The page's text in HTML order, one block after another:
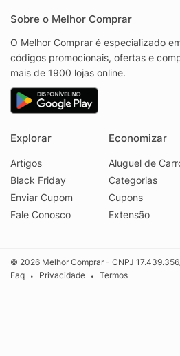
Sobre o Melhor Comprar
O Melhor Comprar é especializado
códigos promocionais, ofertas e
mais de 1900 lojas online.
Explorar
Artigos
Black Friday
Enviar Cupom
Fale Conosco
Economizar
Aluguel de
Categorias
Cupons
Extensão
© 2026 Melhor Comprar - CNPJ
Faq
• Privacidade • Termos